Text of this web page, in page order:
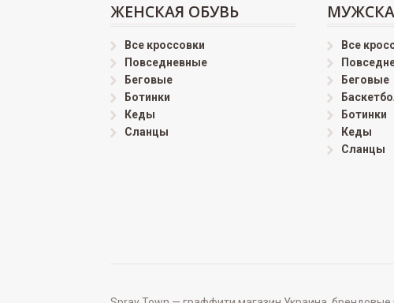
ЖЕНСКАЯ ОБУВЬ
Все кроссовки
Повседневные
Беговые
Ботинки
Кеды
Сланцы
Все
Беговые
Ботинки
Кеды
Сланцы